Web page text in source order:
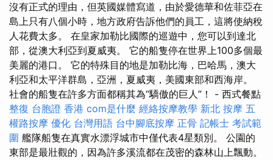
沒有正式的理由，但英國媒體寫道，由於愛德華和佐菲亞在
島上只有八個小時，地方政府告訴他們的員工，這將使納稅
人花費太多。 在皇家加勒比國際的巡遊中，您可以到達北
部，從澳大利亞到夏威夷。 它的船隻停在世界上100多個最
美麗的港口。 它的特殊目的地是加勒比海，巴哈馬，澳大
利亞和太平洋群島，亞洲，夏威夷，美國東部和西海岸。
社會的船隻在許多方面都稱其為“驕傲的巨人”！ - 西式餐點
整復 台胞證 香港 com是什麼 經絡按摩教學 新北 按摩 五
權路按摩 優化 台灣用語 台中腳底按摩 正骨 記帳士 考試範
圍 艦隊船隻在真實水漂浮城市中僅代表4星類別。 公園的
東部是最壯觀的，因為許多溪流都在茂密的森林山上飄動。